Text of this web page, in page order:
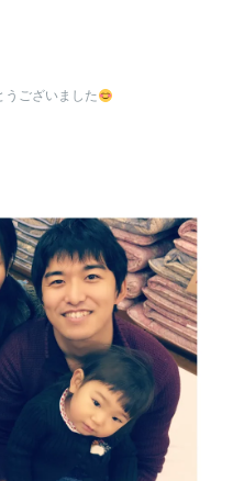
うございました